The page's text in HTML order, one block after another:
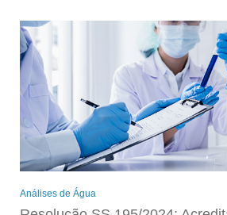
Análises de Água